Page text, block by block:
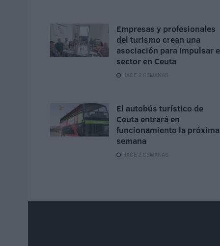
Empresas y profesionales
del turismo crean una
asociación para impulsar
sector en Ceuta
HACE 2 SEMANAS
El autobús turístico de
Ceuta entrará en
funcionamiento la próxima
semana
HACE 2 SEMANAS